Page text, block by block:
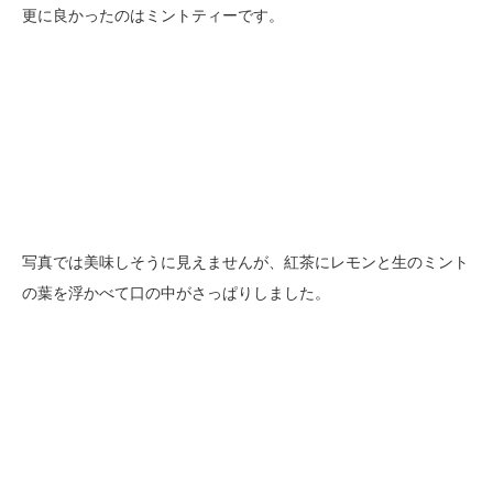
更に良かったのはミントティーです。
写真では美味しそうに見えませんが、紅茶にレモンと生のミント
の葉を浮かべて口の中がさっぱりしました。